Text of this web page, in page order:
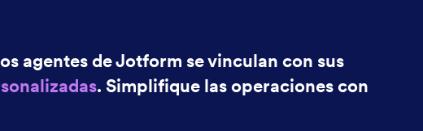
agentes de Jotform se vinculan con sus
. Simplifique las operaciones con